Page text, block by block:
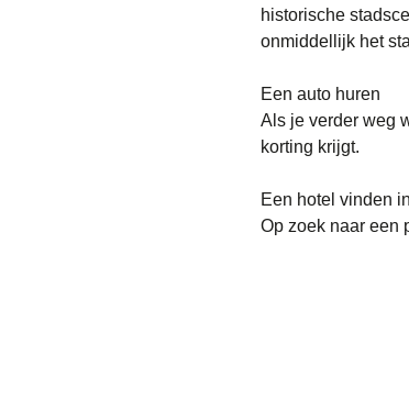
historische
onmiddellijk het
Een auto huren
Als je verder weg
korting krijgt.
Een hotel vinden
Op zoek naar een